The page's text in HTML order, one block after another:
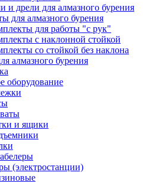
и дрели для алмазного бурения
для алмазного бурения
для работы "с рук"
с наклонной стойкой
со стойкой без наклона
алмазного бурения
оборудование
и ящики
(электростанции)